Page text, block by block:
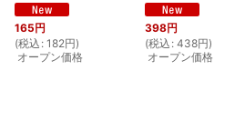
165円
(税込 : 182円)
オープン価格
398円
(税込 : 438円)
オープン価格